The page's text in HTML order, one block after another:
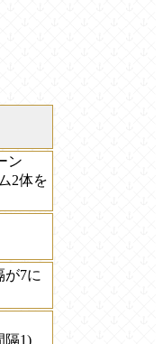
ン
2体を
が7に
隔1)